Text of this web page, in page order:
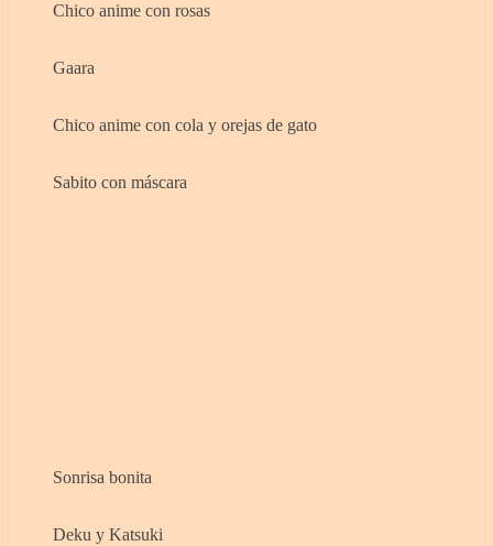
Chico anime con rosas
Gaara
Chico anime con cola y orejas de gato
Sabito con máscara
Sonrisa bonita
Deku y Katsuki